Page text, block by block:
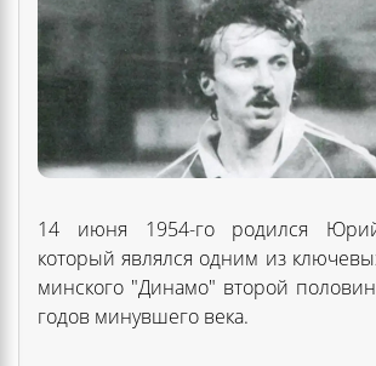
14 июня 1954-го родился
который являлся одним из
минского "Динамо" второй
годов минувшего века.